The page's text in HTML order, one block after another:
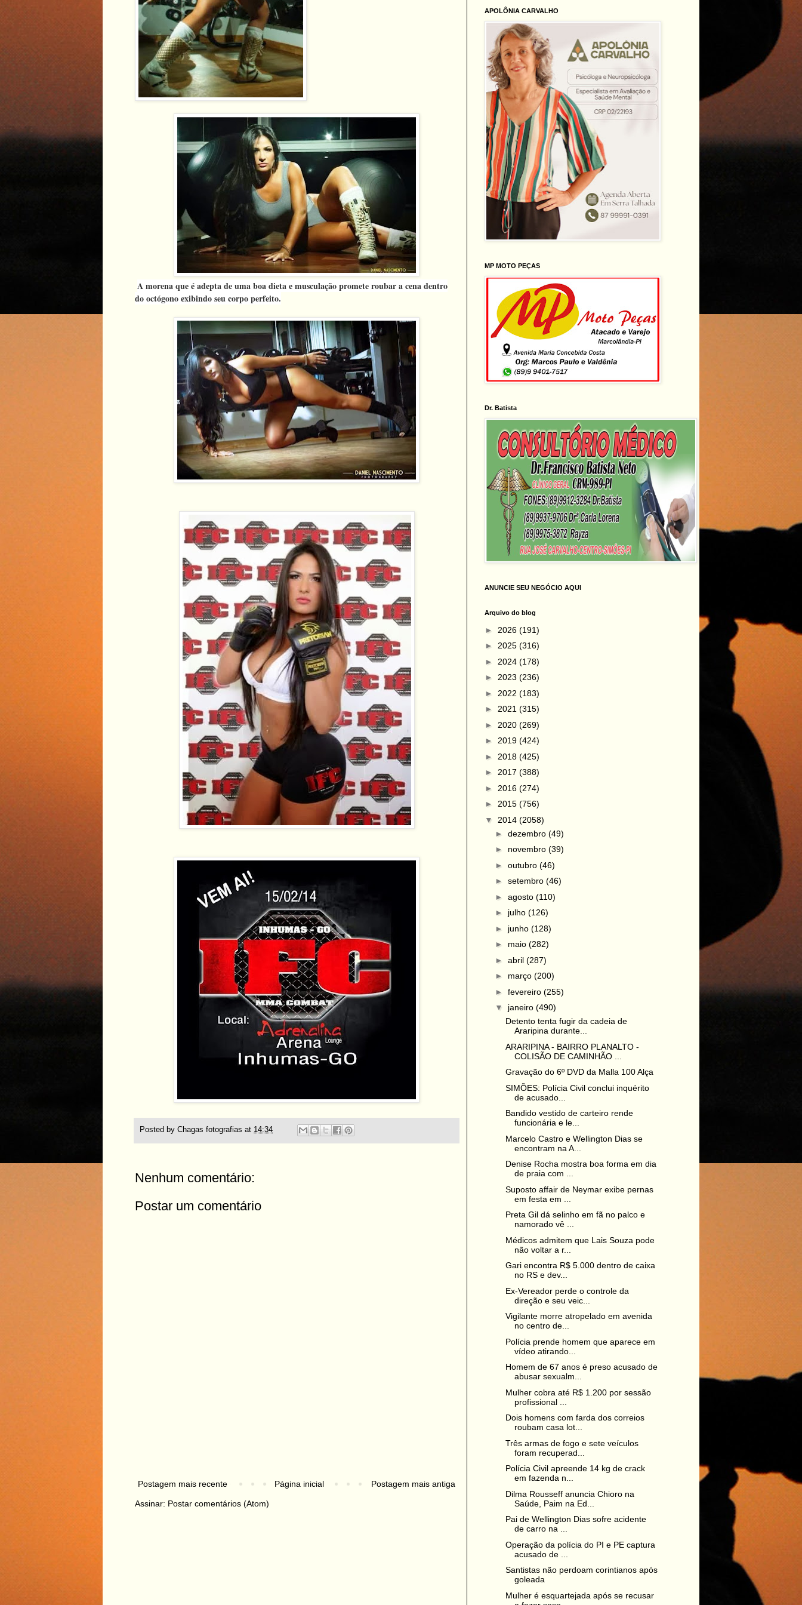
A morena que é adepta de uma boa dieta e musculação promete roubar a cena dentro
do octógono exibindo seu corpo perfeito.
Posted by Chagas fotografias at 14:34
Nenhum comentário:
Postar um comentário
Postagem mais recente Postagem mais antiga
Página inicial
Assinar: Postar comentários (Atom)
APOLÔNIA CARVALHO
MP MOTO PEÇAS
Dr. Batista
ANUNCIE SEU NEGÓCIO AQUI
Arquivo do blog
► 2026 (191)
► 2025 (316)
► 2024 (178)
► 2023 (236)
► 2022 (183)
► 2021 (315)
► 2020 (269)
► 2019 (424)
► 2018 (425)
► 2017 (388)
► 2016 (274)
► 2015 (756)
▼ 2014 (2058)
► dezembro (49)
► novembro (39)
► outubro (46)
► setembro (46)
► agosto (110)
► julho (126)
► junho (128)
► maio (282)
► abril (287)
► março (200)
► fevereiro (255)
▼ janeiro (490)
Detento tenta fugir da cadeia de
Araripina durante...
ARARIPINA - BAIRRO PLANALTO -
COLISÃO DE CAMINHÃO ...
Gravação do 6º DVD da Malla 100 Alça
SIMÕES: Polícia Civil conclui inquérito
de acusado...
Bandido vestido de carteiro rende
funcionária e le...
Marcelo Castro e Wellington Dias se
encontram na A...
Denise Rocha mostra boa forma em dia
de praia com ...
Suposto affair de Neymar exibe pernas
em festa em ...
Preta Gil dá selinho em fã no palco e
namorado vê ...
Médicos admitem que Lais Souza pode
não voltar a r...
Gari encontra R$ 5.000 dentro de caixa
no RS e dev...
Ex-Vereador perde o controle da
direção e seu veic...
Vigilante morre atropelado em avenida
no centro de...
Polícia prende homem que aparece em
vídeo atirando...
Homem de 67 anos é preso acusado de
abusar sexualm...
Mulher cobra até R$ 1.200 por sessão
profissional ...
Dois homens com farda dos correios
roubam casa lot...
Três armas de fogo e sete veículos
foram recuperad...
Polícia Civil apreende 14 kg de crack
em fazenda n...
Dilma Rousseff anuncia Chioro na
Saúde, Paim na Ed...
Pai de Wellington Dias sofre acidente
de carro na ...
Operação da polícia do PI e PE captura
acusado de ...
Santistas não perdoam corintianos após
goleada
Mulher é esquartejada após se recusar